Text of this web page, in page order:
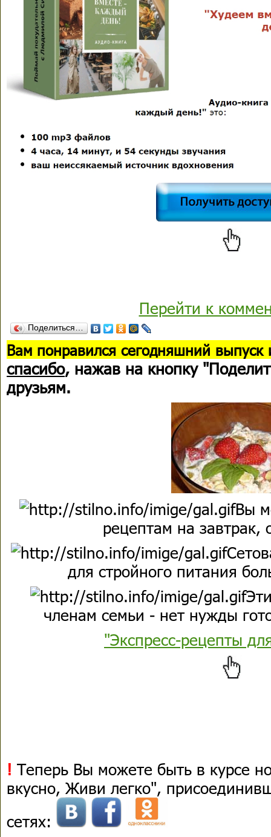
Перейти к
Поделиться…
Вам понравился сегодняшний выпуск
спасибо, нажав на кнопку
друзьям.
Вы
рецептам на завтрак,
для стройного питания
членам семьи - нет нужды
"Экспресс-рецепты
! Теперь Вы можете быть в курсе
вкусно, Живи легко",
сетях: